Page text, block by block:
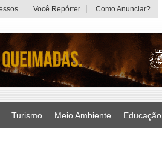
Você Repórter Como Anunciar?
Turismo Meio Ambiente Educação